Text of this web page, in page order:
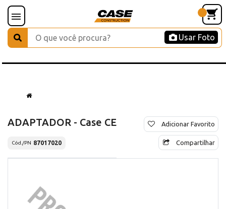
Usar Foto
ADAPTADOR - Case CE
Cód./PN 87017020
Adicionar Favorito
Compartilhar